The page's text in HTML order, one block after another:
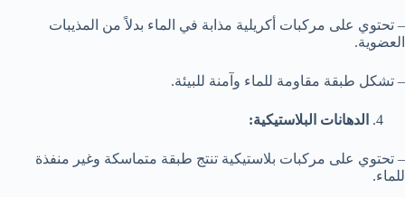
– تحتوي على مركبات أكريلية مذابة في الماء بدلاً من المذيبات
العضوية.
– تشكل طبقة مقاومة للماء وآمنة للبيئة.
الدهانات البلاستيكية:
– تحتوي على مركبات بلاستيكية تنتج طبقة متماسكة وغير منفذة
للماء.